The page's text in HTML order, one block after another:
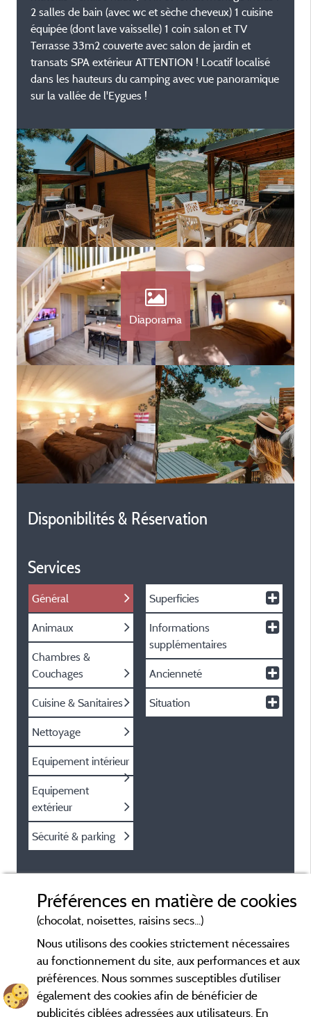
2 salles de bain (avec wc et sèche cheveux) 1 cuisine
équipée (dont lave vaisselle) 1 coin salon et TV
Terrasse 33m2 couverte avec salon de jardin et
transats SPA extérieur ATTENTION ! Locatif localisé
dans les hauteurs du camping avec vue panoramique
sur la vallée de l'Eygues !
Diaporama
Disponibilités & Réservation
Services
Général
Animaux
Chambres &
Couchages
Cuisine & Sanitaires
Nettoyage
Equipement intérieur
Equipement
extérieur
Sécurité & parking
Superficies
Informations
supplémentaires
Ancienneté
Situation
Préférences en matière de cookies
(chocolat, noisettes, raisins secs...)
Nous utilisons des cookies strictement nécessaires
au fonctionnement du site, aux performances et aux
préférences. Nous sommes susceptibles d’utiliser
également des cookies afin de bénéficier de
publicités ciblées adressées aux utilisateurs. En